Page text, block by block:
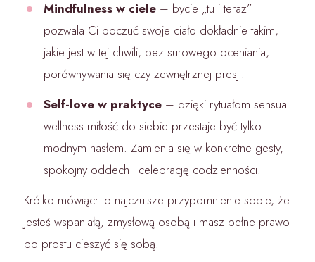
Mindfulness w ciele – bycie „tu i teraz”
pozwala Ci poczuć swoje ciało dokładnie takim,
jakie jest w tej chwili, bez surowego oceniania,
porównywania się czy zewnętrznej presji.
Self-love w praktyce – dzięki rytuałom sensual
wellness miłość do siebie przestaje być tylko
modnym hasłem. Zamienia się w konkretne gesty,
spokojny oddech i celebrację codzienności.
Krótko mówiąc: to najczulsze przypomnienie sobie, że
jesteś wspaniałą, zmysłową osobą i masz pełne prawo
po prostu cieszyć się sobą.